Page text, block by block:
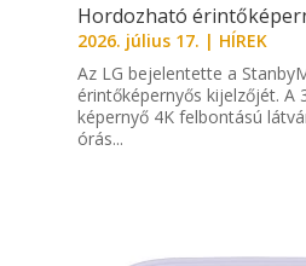
Hordozható
2026. július 17. | HÍREK
Az LG bejelentette a
érintőképernyős kijelzőjét. A
képernyő 4K felbontású
órás...